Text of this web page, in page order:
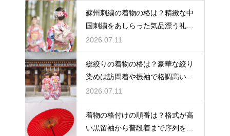
蘇州刺繍の着物の格は？精緻な中
国刺繍をあしらった気品漂う礼装
着
2026.07.11
総絞りの着物の格は？豪華な絞り
染めは訪問着や振袖で格調高い印
象に
2026.07.11
着物の格付けの順番は？格式が高
い黒留袖から普段着まで序列を解